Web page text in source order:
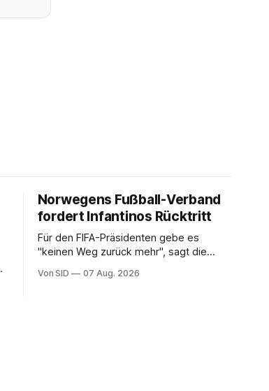
Norwegens Fußball-Verband
fordert Infantinos Rücktritt
Für den FIFA-Präsidenten gebe es
"keinen Weg zurück mehr", sagt die
Von SID 07 Aug. 2026